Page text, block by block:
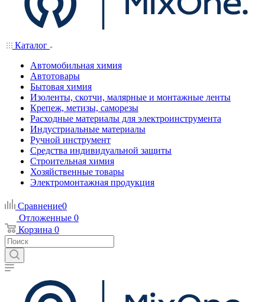
Каталог
Автомобильная химия
Автотовары
Бытовая химия
Изоленты, скотчи, малярные и монтажные ленты
Крепеж, метизы, саморезы
Расходные материалы для электроинструмента
Индустриальные материалы
Ручной инструмент
Средства индивидуальной защиты
Строительная химия
Хозяйственные товары
Электромонтажная продукция
Сравнение0
Отложенные 0
Корзина 0